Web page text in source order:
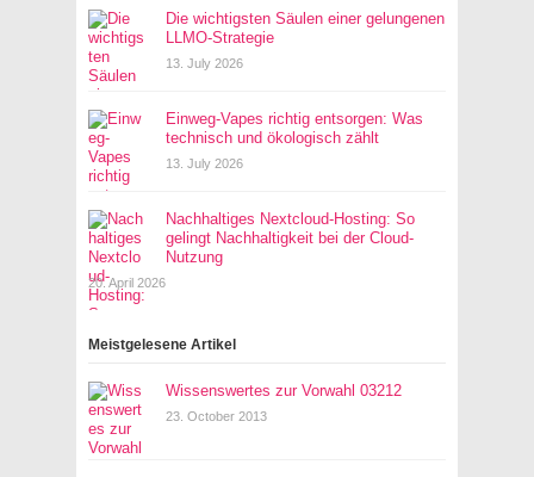
Die wichtigsten Säulen einer gelungenen
LLMO-Strategie
13. July 2026
Einweg-Vapes richtig entsorgen: Was
technisch und ökologisch zählt
13. July 2026
Nachhaltiges Nextcloud-Hosting: So
gelingt Nachhaltigkeit bei der Cloud-
Nutzung
20. April 2026
Meistgelesene Artikel
Wissenswertes zur Vorwahl 03212
23. October 2013